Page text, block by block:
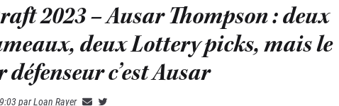
2023 – Ausar Thompson : deux
deux Lottery picks, mais le
c’est Ausar
parLoan Rayer